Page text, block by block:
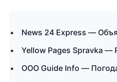
News 24 Express —
Yellow Pages Spravka —
ООО Guide Info —